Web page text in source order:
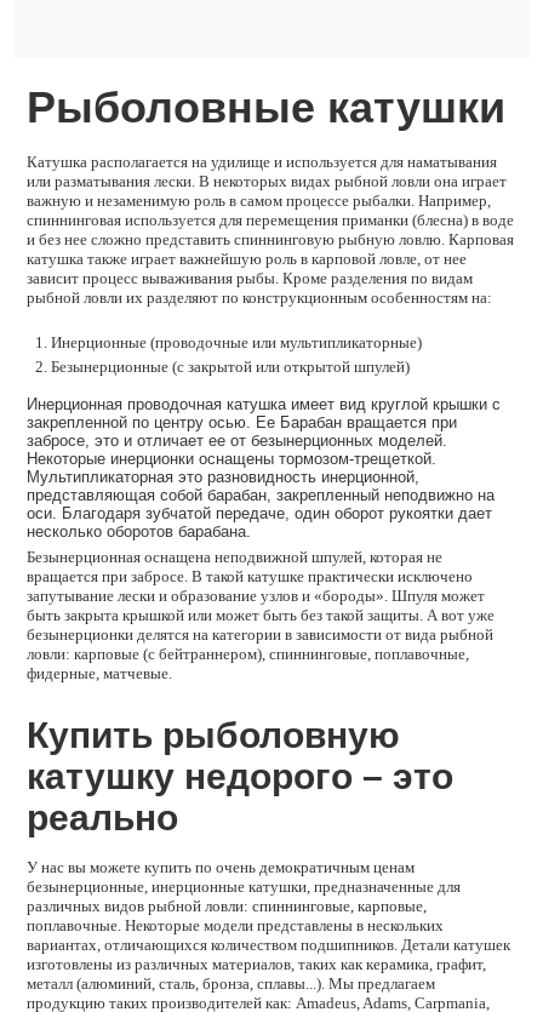
Рыболовные катушки
Катушка располагается на удилище и используется для наматывания
или разматывания лески. В некоторых видах рыбной ловли она играет
важную и незаменимую роль в самом процессе рыбалки. Например,
спиннинговая используется для перемещения приманки (блесна) в воде
и без нее сложно представить спиннинговую рыбную ловлю. Карповая
катушка также играет важнейшую роль в карповой ловле, от нее
зависит процесс вываживания рыбы. Кроме разделения по видам
рыбной ловли их разделяют по конструкционным особенностям на:
Инерционные (проводочные или мультипликаторные)
Безынерционные (с закрытой или открытой шпулей)
Инерционная проводочная катушка имеет вид круглой крышки с
закрепленной по центру осью. Ее Барабан вращается при
забросе, это и отличает ее от безынерционных моделей.
Некоторые инерционки оснащены тормозом-трещеткой.
Мультипликаторная это разновидность инерционной,
представляющая собой барабан, закрепленный неподвижно на
оси. Благодаря зубчатой передаче, один оборот рукоятки дает
несколько оборотов барабана.
Безынерционная оснащена неподвижной шпулей, которая не
вращается при забросе. В такой катушке практически исключено
запутывание лески и образование узлов и «бороды». Шпуля может
быть закрыта крышкой или может быть без такой защиты. А вот уже
безынерционки делятся на категории в зависимости от вида рыбной
ловли: карповые (с бейтраннером), спиннинговые, поплавочные,
фидерные, матчевые.
Купить рыболовную
катушку недорого – это
реально
У нас вы можете купить по очень демократичным ценам
безынерционные, инерционные катушки, предназначенные для
различных видов рыбной ловли: спиннинговые, карповые,
поплавочные. Некоторые модели представлены в нескольких
вариантах, отличающихся количеством подшипников. Детали катушек
изготовлены из различных материалов, таких как керамика, графит,
металл (алюминий, сталь, бронза, сплавы...). Мы предлагаем
продукцию таких производителей как: Amadeus, Adams, Carpmania,